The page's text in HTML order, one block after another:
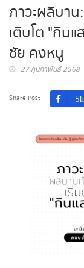
ภาวะผลิบา
เติบโต "กิน
ชัย คงหนู
27 กุมภาพันธ์ 2568
Share Post